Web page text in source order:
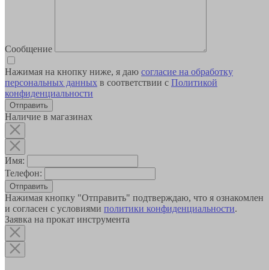
Сообщение
Нажимая на кнопку ниже, я даю согласие на обработку
персональных данных в соответствии с Политикой
конфиденциальности
Наличие в магазинах
Имя:
Телефон:
Отправить
Нажимая кнопку "Отправить" подтверждаю, что я ознакомлен
и согласен с условиями политики конфиденциальности.
Заявка на прокат инструмента